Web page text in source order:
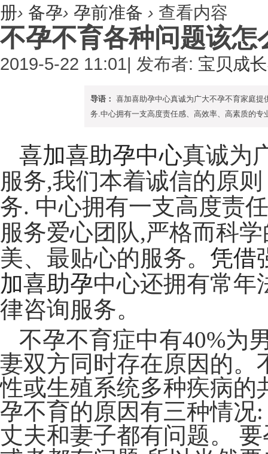
册› 备孕› 孕前准备 › 查看内容
不孕不育各种问题该
2019-5-22 11:01| 发布者: 宝贝成
导语： 喜加喜助孕中心真诚为广大不孕不育家庭
务.中心拥有一支高度责任感、高效率、高素质的
喜加喜助孕中心真诚为
服务,我们本着诚信的原
务. 中心拥有一支高度责
服务爱心团队,严格而科
美、最贴心的服务。 凭借
加喜助孕中心还拥有常年
律咨询服务。
不孕不育症中有40%为
妻双方同时存在原因的。
性或生殖系统多种疾病的
孕不育的原因有三种情况
丈夫和妻子都有问题。